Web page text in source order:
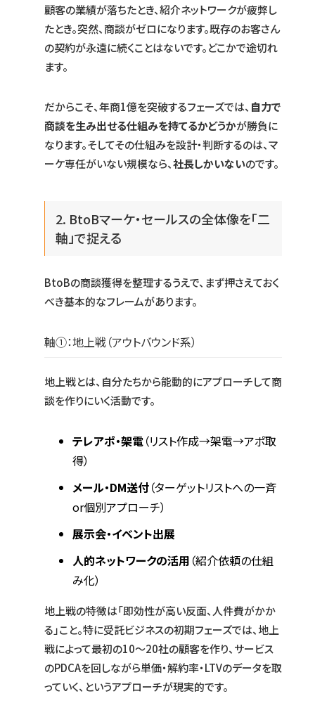
顧客の業績が落ちたとき、紹介ネットワークが疲弊し
たとき。突然、商談がゼロになります。既存のお客さん
の契約が永遠に続くことはないです。どこかで途切れ
ます。
だからこそ、年商1億を突破するフェーズでは、 自力で
商談を生み出せる仕組みを持てるかどうかが勝負に
なります。そしてその仕組みを設計・判断するのは、マ
ーケ専任がいない規模なら、社長しかいないのです。
2. BtoBマーケ・セールスの全体像を「二
軸」で捉える
BtoBの商談獲得を整理するうえで、まず押さえておく
べき基本的なフレームがあります。
軸①：地上戦（アウトバウンド系）
地上戦とは、自分たちから能動的にアプローチして商
談を作りにいく活動です。
テレアポ・架電（リスト作成→架電→アポ取
得）
メール・DM送付（ターゲットリストへの一斉
or個別アプローチ）
展示会・イベント出展
人的ネットワークの活用 （紹介依頼の仕組
み化）
地上戦の特徴は「即効性が高い反面、人件費がかか
る」こと。特に受託ビジネスの初期フェーズでは、地上
戦によって最初の10〜20社の顧客を作り、サービス
のPDCAを回しながら単価・解約率・LTVのデータを取
っていく、というアプローチが現実的です。